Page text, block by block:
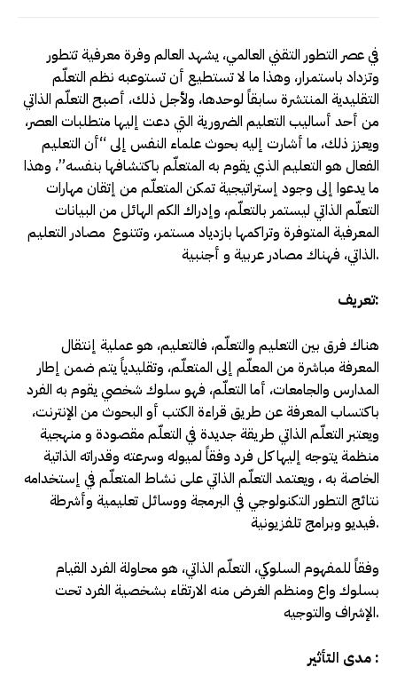
في عصر التطور التقني العالمي، يشهد العالم وفرة معرفية تتطور
وتزداد باستمرار، وهذا ما لا تستطيع أن تستوعبه نظم التعلّم
التقليدية المنتشرة سابقاً لوحدها، ولأجل ذلك، أصبح التعلّم الذاتي
من أحد أساليب التعليم الضرورية التي دعت إليها متطلبات العصر،
ويعزز ذلك، ما أشارت إليه بحوث علماء النفس إلى “أن التعليم
الفعال هو التعليم الذي يقوم به المتعلّم باكتشافها بنفسه”، وهذا
ما يدعوا إلى وجود إستراتيجية تمكن المتعلّم من إتقان مهارات
التعلّم الذاتي ليستمر بالتعلّم، وإدراك الكم الهائل من البيانات
المعرفية المتوفرة وتراكمها بازدياد مستمر، وتتنوع مصادر التعليم
الذاتي، فهناك مصادر عربية و أجنبية.
تعريف:
هناك فرق بين التعليم والتعلّم، فالتعليم، هو عملية إنتقال
المعرفة مباشرة من المعلّم إلى المتعلّم، وتقليدياً يتم ضمن إطار
المدارس والجامعات، أما التعلّم، فهو سلوك شخصي يقوم به الفرد
باكتساب المعرفة عن طريق قراءة الكتب أو البحوث من الإنترنت،
ويعتبر التعلّم الذاتي طريقة جديدة في التعلّم مقصودة و منهجية
منظمة يتوجه إليها كل فرد وفقاً لميوله وسرعته وقدراته الذاتية
الخاصة به ، ويعتمد التعلّم الذاتي على نشاط المتعلّم في إستخدامه
نتائج التطور التكنولوجي في البرمجة ووسائل تعليمية وأشرطة
فيديو وبرامج تلفزيونية.
وفقاً للمفهوم السلوكي، التعلّم الذاتي، هو محاولة الفرد القيام
بسلوك واع ومنظم الغرض منه الارتقاء بشخصية الفرد تحت
الإشراف والتوجيه.
مدى التأثير :